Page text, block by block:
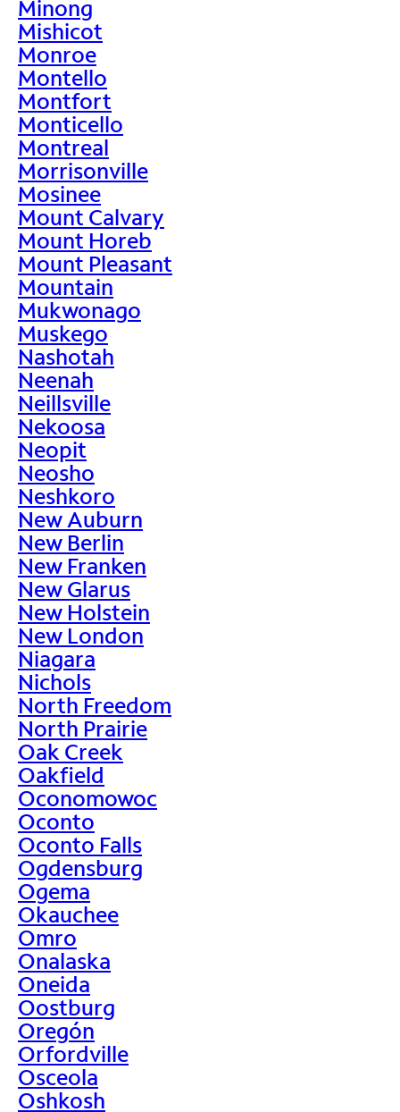
Minong
Mishicot
Monroe
Montello
Montfort
Monticello
Montreal
Morrisonville
Mosinee
Mount Calvary
Mount Horeb
Mount Pleasant
Mountain
Mukwonago
Muskego
Nashotah
Neenah
Neillsville
Nekoosa
Neopit
Neosho
Neshkoro
New Auburn
New Berlin
New Franken
New Glarus
New Holstein
New London
Niagara
Nichols
North Freedom
North Prairie
Oak Creek
Oakfield
Oconomowoc
Oconto
Oconto Falls
Ogdensburg
Ogema
Okauchee
Omro
Onalaska
Oneida
Oostburg
Oregón
Orfordville
Osceola
Oshkosh